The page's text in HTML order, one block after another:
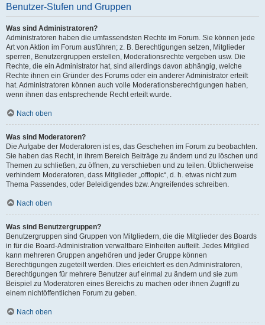
Benutzer-Stufen und Gruppen
Was sind Administratoren?
Administratoren haben die umfassendsten Rechte im Forum. Sie können jede
Art von Aktion im Forum ausführen; z. B. Berechtigungen setzen, Mitglieder
sperren, Benutzergruppen erstellen, Moderationsrechte vergeben usw. Die
Rechte, die ein Administrator hat, sind allerdings davon abhängig, welche
Rechte ihnen ein Gründer des Forums oder ein anderer Administrator erteilt
hat. Administratoren können auch volle Moderationsberechtigungen haben,
wenn ihnen das entsprechende Recht erteilt wurde.
Nach oben
Was sind Moderatoren?
Die Aufgabe der Moderatoren ist es, das Geschehen im Forum zu beobachten.
Sie haben das Recht, in ihrem Bereich Beiträge zu ändern und zu löschen und
Themen zu schließen, zu öffnen, zu verschieben und zu teilen. Üblicherweise
verhindern Moderatoren, dass Mitglieder „offtopic“, d. h. etwas nicht zum
Thema Passendes, oder Beleidigendes bzw. Angreifendes schreiben.
Nach oben
Was sind Benutzergruppen?
Benutzergruppen sind Gruppen von Mitgliedern, die die Mitglieder des Boards
in für die Board-Administration verwaltbare Einheiten aufteilt. Jedes Mitglied
kann mehreren Gruppen angehören und jeder Gruppe können
Berechtigungen zugeteilt werden. Dies erleichtert es den Administratoren,
Berechtigungen für mehrere Benutzer auf einmal zu ändern und sie zum
Beispiel zu Moderatoren eines Bereichs zu machen oder ihnen Zugriff zu
einem nichtöffentlichen Forum zu geben.
Nach oben